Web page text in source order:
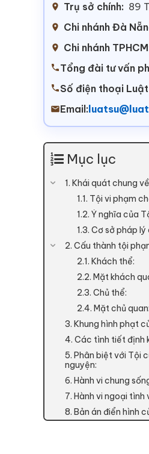
Trụ sở chính: 89
Chi nhánh Đà
Chi nhánh
Tổng đài tư vấn
Số điện thoại Luật
Email:
Mục lục
1. Khái quát chung
1.1. Tội vi phạm
1.2. Ý nghĩa của
1.3. Cơ sở pháp
2. Cấu thành tội
2.1. Khách thể:
2.2. Mặt khách
2.3. Chủ thể:
2.4. Mặt chủ quan:
3. Khung hình phạt
4. Các tình tiết định
5. Phân biệt với Tội
nguyện:
6. Hành vi chung
7. Hành vi ngoại
8. Bản án điển hình